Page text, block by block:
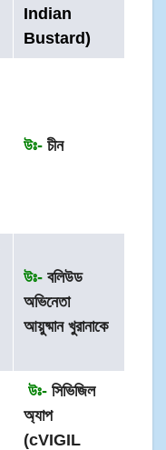
Indian
Bustard)
উঃ- চীন
উঃ- বলিউড
অভিনেতা
আয়ুষ্মান খুরানাকে
উঃ- সিভিজিল
অ্যাপ
(cVIGIL